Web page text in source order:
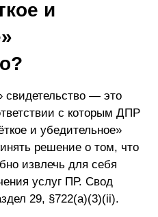
и
свидетельство — это
с которым ДПР
и убедительное»
решение о том, что
извлечь для себя
услуг ПР. Свод
29, §722(a)(3)(ii).